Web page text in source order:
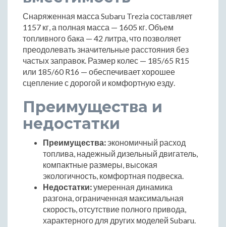
Снаряженная масса Subaru Trezia составляет
1157 кг, а полная масса — 1605 кг. Объем
топливного бака — 42 литра, что позволяет
преодолевать значительные расстояния без
частых заправок. Размер колес — 185/65 R15
или 185/60 R16 — обеспечивает хорошее
сцепление с дорогой и комфортную езду.
Преимущества и
недостатки
Преимущества:экономичный расход
топлива, надежный дизельный двигатель,
компактные размеры, высокая
экологичность, комфортная подвеска.
Недостатки:умеренная динамика
разгона, ограниченная максимальная
скорость, отсутствие полного привода,
характерного для других моделей Subaru.